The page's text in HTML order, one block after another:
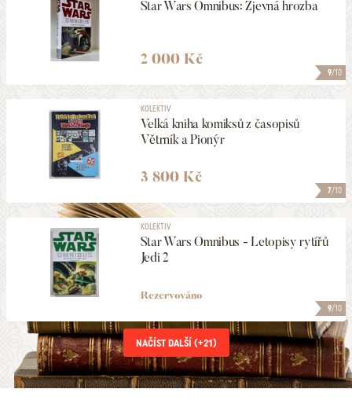
9/10
Star Wars Omnibus: Zjevná hrozba
2 000 Kč
7/10
KOLEKTIV
Velká kniha komiksů z časopisů
Větrník a Pionýr
3 800 Kč
9/10
KOLEKTIV
Star Wars Omnibus - Letopisy rytířů
Jedi 2
Rezervováno
NAČÍST DALŠÍ (+21)